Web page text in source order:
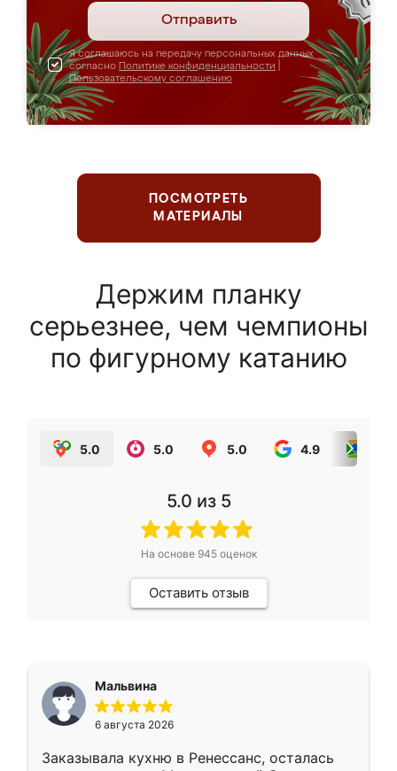
Отправить
Я соглашаюсь на передачу персональных данных
согласно Политике конфиденциальности
Пользовательскому соглашению
ПОСМОТРЕТЬ
МАТЕРИАЛЫ
Держим планку
серьезнее, чем чемпионы
по фигурному катанию
5.0 5.0 5.0 4.9
5.0 из 5
На основе 945оценок
Оставить отзыв
Мальвина
6 августа 2026
Заказывала кухню в Ренессанс, осталась